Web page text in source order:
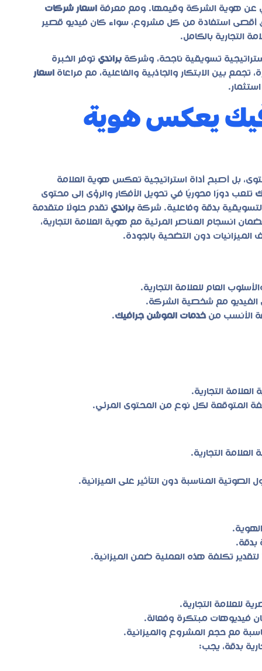
عن هوية الشركة وقيمها. ومع معرفة اسعار شركات
أقصى استفادة من كل مشروع، سواء كان فيديو قصير
التجارية بالكامل.
تسويقية ناجحة، وشركة براندي توفر الخبرة
بين الابتكار والجاذبية والفاعلية، مع مراعاة اسعار
يعكس هوية
بل أصبح أداة استراتيجية تعكس هوية العلامة
تلعب دورًا محوريًا في تحويل الأفكار والرؤى إلى محتوى
بدقة وفاعلية. شركة براندي تقدم حلولًا متقدمة
انسجام العناصر المرئية مع هوية العلامة التجارية،
دون التضحية بالجودة.
العام للعلامة التجارية.
الفيديو مع شخصية الشركة.
الأنسب منخدمات الموشن جرافيك.
التجارية.
المتوقعة لكل نوع من المحتوى المرئي.
التجارية.
الصوتية المناسبة دون التأثير على الميزانية.
بدقة.
لتقدير تكلفة هذه العملية ضمن الميزانية.
للعلامة التجارية.
فيديوهات مبتكرة وفعالة.
مع حجم المشروع والميزانية.
بدقة، يجب: